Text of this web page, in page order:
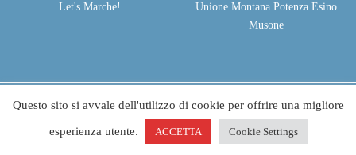
Let's Marche!
Unione Montana Potenza Esino
Musone
© 2026 - Festival Terranostra - Festival Folclore Apiro | All rights
reserved. Project by Life Color
Questo sito si avvale dell'utilizzo di cookie per offrire una migliore
esperienza utente. ACCETTA Cookie Settings